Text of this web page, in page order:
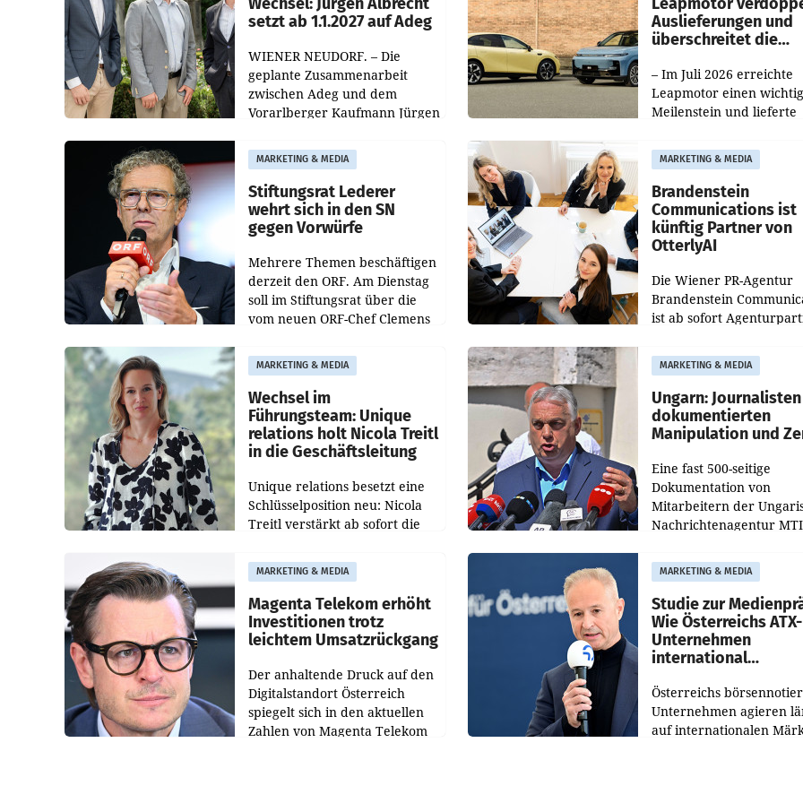
setzt ab 1.1.2027 auf Adeg
WIENER NEUDORF. – Die
geplante Zusammenarbeit
zwischen Adeg und dem
Vorarlberger Kaufmann Jürgen
freigegeben: Die
Bundeswettbewerbsbehörde
und der Bundeskartellanwalt
Auslieferungen und
überschreitet die
– Im Juli 2026 erreichte
Leapmotor einen
Meilenstein und lieferte
aus, womit sich das
gegenüber Juli 2025
verdoppelte (+102
MARKETING & MEDIA
Stiftungsrat Lederer
wehrt sich in den SN
gegen Vorwürfe
Mehrere Themen beschäftigen
derzeit den ORF. Am Dienstag
soll im Stiftungsrat über die
vom neuen ORF-Chef Clemens
Besetzungen für die
Direktionen abgestimmt
werden.
MARKETING & MEDIA
Brandenstein
Communications ist
künftig Partner von
OtterlyAI
Die Wiener PR-Agentur
Brandenstein
ist ab sofort
Optimierungsplattform
OtterlyAI. Damit baut die
Agentur ihr
MARKETING & MEDIA
Wechsel im
Führungsteam: Unique
relations holt Nicola Treitl
in die Geschäftsleitung
Unique relations besetzt eine
Schlüsselposition neu: Nicola
Treitl verstärkt ab sofort die
PR-Agentur an der Seite von
Josef Kalina und Anna Kalina-
Mahr.
MARKETING & MEDIA
Ungarn: Journalisten
dokumentierten
Manipulation und
Eine fast 500-seitige
Dokumentation von
Mitarbeitern der
Nachrichtenagentur
Manipulation und Zensur
der Agentur während
MARKETING & MEDIA
Magenta Telekom erhöht
Investitionen trotz
leichtem Umsatzrückgang
Der anhaltende Druck auf den
Digitalstandort Österreich
spiegelt sich in den aktuellen
Zahlen von Magenta Telekom
MARKETING & MEDIA
Studie zur
Wie Österreichs ATX-
Unternehmen
international
Österreichs
Unternehmen agieren
auf internationalen